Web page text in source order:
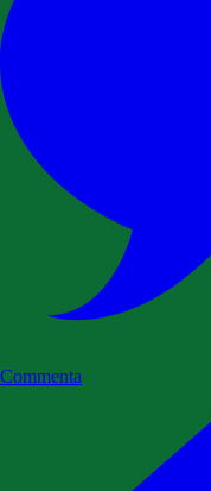
Commenta